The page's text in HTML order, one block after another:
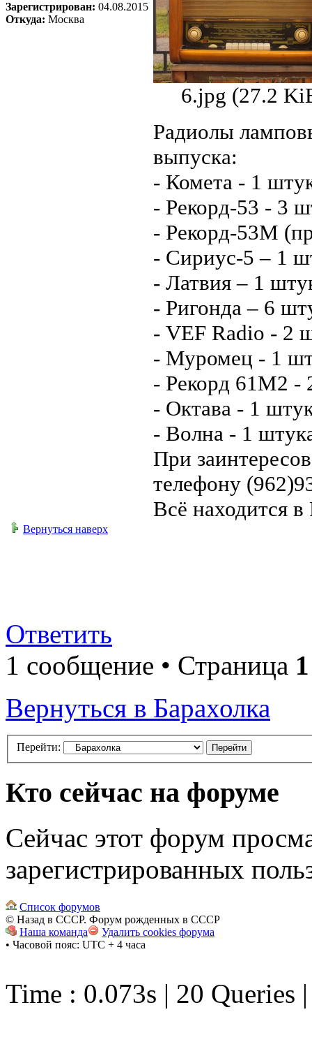
Зарегистрирован: 04.08.2015
Откуда: Москва
6.jpg (27.2
Радиолы
выпуска:
- Комета - 1
- Рекорд-53 - 3
- Рекорд-53М
- Сириус-5 – 1
- Латвия – 1
- Ригонда – 6
- VEF Radio - 2
- Муромец - 1
- Рекорд 61М2 -
- Октава - 1
- Волна - 1
При
телефону
Всё находится
Вернуться наверх
Ответить
1 сообщение • Страница 1
Вернуться в Барахолка
Перейти:
Кто сейчас на форуме
Сейчас этот форум
зарегистрированных
Список форумов
© Назад в СССР. Форум рожденных в СССР
Наша команда
Удалить cookies форума
• Часовой пояс: UTC + 4 часа
Time : 0.073s | 20 Queries